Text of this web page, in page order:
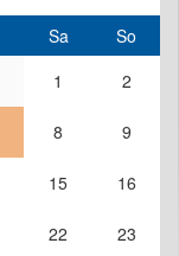
Sa
So
1 2
8 9
15 16
22 23